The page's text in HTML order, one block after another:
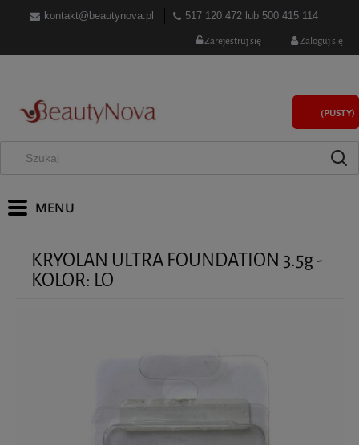
kontakt@beautynova.pl 517 120 472 lub 500 415 114
Zarejestruj się Zaloguj się
(PUSTY)
KRYOLAN ULTRA FOUNDATION 3.5g -
KOLOR: LO